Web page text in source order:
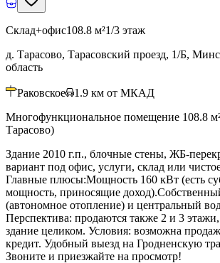
Склад+офис108.8 м²1/3 этаж
д. Тарасово, Тарасовский проезд, 1/Б,
область
Раковское 1.9 км от МКАД
Многофункциональное помещение 108.8
Тарасово)
Здание 2010 г.п., блочные стены, ЖБ-
вариант под офис, услуги, склад или
Главные плюсы:Мощность 160 кВт (есть
мощность, приносящие
(автономное отопление) и центральный
Перспектива: продаются также 2 и 3
здание целиком. Условия: возможна
кредит. Удобный выезд на Гродненскую
Звоните и приезжайте на просмотр!